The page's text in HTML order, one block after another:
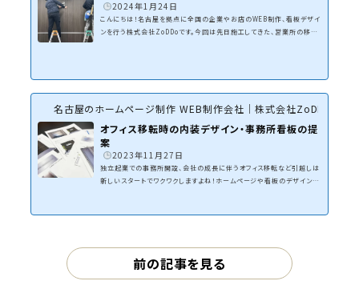
2024年1月24日
こんにちは！名古屋を拠点に全国の企業やお店のWEB制作、看板デザイ
ンを行う株式会社ZoDDoです。今回は先日施工してきた、営業所の移転
支店や営業所を移転する際に新しい事務所の内装工事が必要になる場
合があります。お客様の来店がある、打ち合わせで使用する場合は殺風
景な事務所ではイメージダウンになってしまうケースもあり...
名古屋のホームページ制作 WEB制作会社｜株式会社ZoDDo
オフィス移転時の内装デザイン・事務所看板の提
案
2023年11月27日
独立起業での事務所開設、会社の成長に伴うオフィス移転など引越しは
新しいスタートでワクワクしますよね！ホームページや看板のデザイン事
いた内装デザイン・看板についてです。オフィ...
前の記事を見る